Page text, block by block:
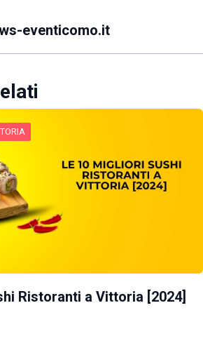
eventicomo.it
Ristoranti a Vittoria [2024]